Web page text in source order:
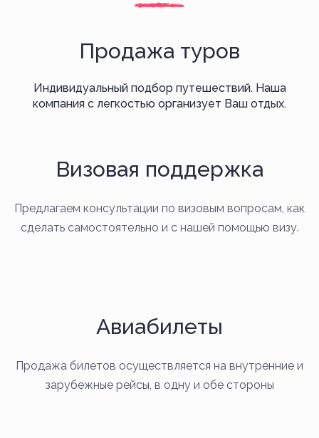
Продажа туров
Индивидуальный подбор путешествий. Наша
компания с легкостью организует Ваш отдых.
Визовая поддержка
Предлагаем консультации по визовым вопросам, как
сделать самостоятельно и с нашей помощью визу.
Авиабилеты
Продажа билетов осуществляется на внутренние и
зарубежные рейсы, в одну и обе стороны